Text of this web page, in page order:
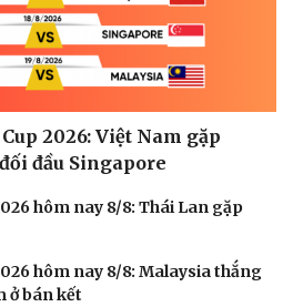
2026: Việt Nam gặp
đầu Singapore
hôm nay 8/8: Thái Lan gặp
hôm nay 8/8: Malaysia thắng
ở bán kết